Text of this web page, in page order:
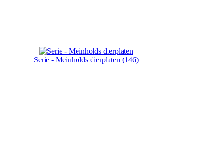
Serie - Meinholds dierplaten (146)